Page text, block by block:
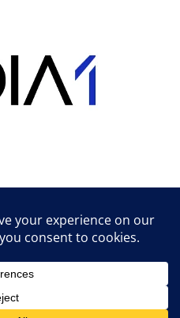
& trükkök
by Media1• Készült